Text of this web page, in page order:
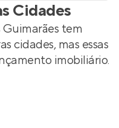
Cidades
tem
cidades, mas essas
imobiliário.